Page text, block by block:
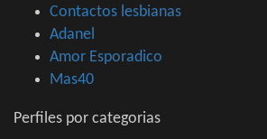
Contactos lesbianas
Adanel
Amor Esporadico
Mas40
Perfiles por categorias